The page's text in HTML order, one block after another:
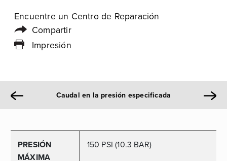
Encuentre un Centro de Reparación
Compartir
Impresión
Caudal en la presión especificada
PRESIÓN
MÁXIMA
150 PSI (10.3 BAR)